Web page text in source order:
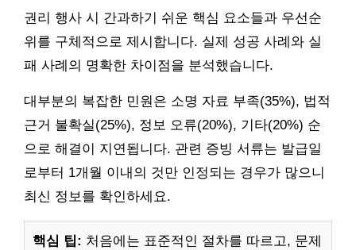
권리 행사 시 간과하기 쉬운 핵심 요소들과 우선순
위를 구체적으로 제시합니다. 실제 성공 사례와 실
패 사례의 명확한 차이점을 분석했습니다.
대부분의 복잡한 민원은 소명 자료 부족(35%), 법적
근거 불확실(25%), 정보 오류(20%), 기타(20%) 순
으로 해결이 지연됩니다. 관련 증빙 서류는 발급일
로부터 1개월 이내의 것만 인정되는 경우가 많으니
최신 정보를 확인하세요.
핵심 팁: 처음에는 표준적인 절차를 따르고, 문제